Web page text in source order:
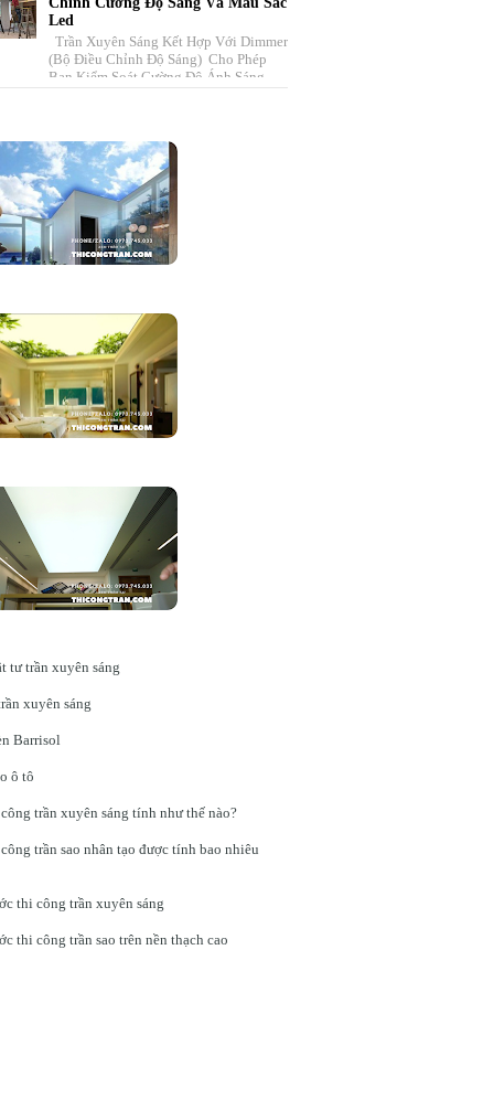
Led
Trần Xuyên Sáng Kết Hợp Với Dimmer
(bộ Điều Chỉnh Độ Sáng) Cho Phép
Bạn Kiểm Soát Cường Độ Ánh Sáng
Trong Không Gian . Hệ Thống Này
tư trần xuyên sáng
xuyên sáng
Barrisol
ô tô
trần xuyên sáng tính như thế nào?
trần sao nhân tạo được tính bao nhiêu
thi công trần xuyên sáng
thi công trần sao trên nền thạch cao